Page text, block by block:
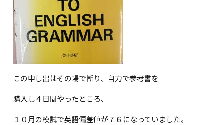
この申し出はその場で断り、自力で参考書を
購入し４日間やったところ、
１０月の模試で英語偏差値が７６になっていました。